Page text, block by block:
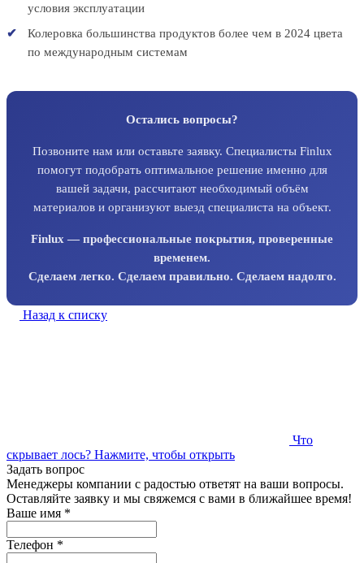
условия эксплуатации
Колеровка большинства продуктов более чем в 2024 цвета
по международным системам
Остались вопросы?
Позвоните нам или оставьте заявку. Специалисты Finlux
помогут подобрать оптимальное решение именно для
вашей задачи, рассчитают необходимый объём
материалов и организуют выезд специалиста на объект.
Finlux — профессиональные покрытия, проверенные
временем.
Сделаем легко. Сделаем правильно. Сделаем надолго.
Назад к списку
Что
скрывает лось? Нажмите, чтобы открыть
Задать вопрос
Менеджеры компании с радостью ответят на ваши вопросы.
Оставляйте заявку и мы свяжемся с вами в ближайшее время!
Ваше имя *
Телефон *